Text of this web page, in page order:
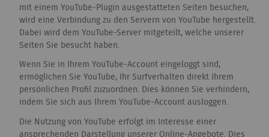
mit einem YouTube-Plugin ausgestatteten Seiten besuchen,
wird eine Verbindung zu den Servern von YouTube hergestellt.
Dabei wird dem YouTube-Server mitgeteilt, welche unserer
Seiten Sie besucht haben.
Wenn Sie in Ihrem YouTube-Account eingeloggt sind,
ermöglichen Sie YouTube, Ihr Surfverhalten direkt Ihrem
persönlichen Profil zuzuordnen. Dies können Sie verhindern,
indem Sie sich aus Ihrem YouTube-Account ausloggen.
Die Nutzung von YouTube erfolgt im Interesse einer
ansprechenden Darstellung unserer Online-Angebote. Dies